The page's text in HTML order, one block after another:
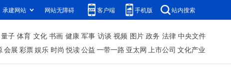
承建网站 网站无障碍 客户端 手机版 站内搜索
量子 体育 文化 书画 健康 军事 访谈 视频 图片 政务 法律 中央文件
会展 彩票娱乐 时尚 悦读公益 一带一路 亚太网 上市公司 文化产业